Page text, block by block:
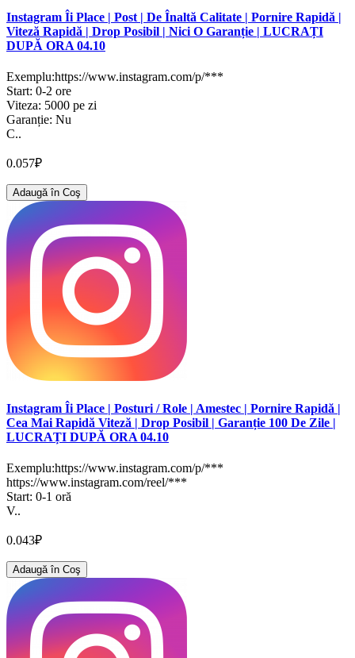
Instagram Îi Place | Post | De Înaltă Calitate | Pornire Rapidă |
Viteză Rapidă | Drop Posibil | Nici O Garanție | LUCRAȚI
DUPĂ ORA 04.10
Exemplu:https://www.instagram.com/p/***
Start: 0-2 ore
Viteza: 5000 pe zi
Garanție: Nu
C..
0.057₽
Adaugă în Coş
Instagram Îi Place | Posturi / Role | Amestec | Pornire Rapidă |
Cea Mai Rapidă Viteză | Drop Posibil | Garanție 100 De Zile |
LUCRAȚI DUPĂ ORA 04.10
Exemplu:https://www.instagram.com/p/***
https://www.instagram.com/reel/***
Start: 0-1 oră
V..
0.043₽
Adaugă în Coş